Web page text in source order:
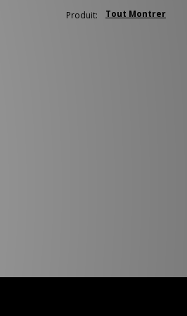
Tout Montrer
Produit: